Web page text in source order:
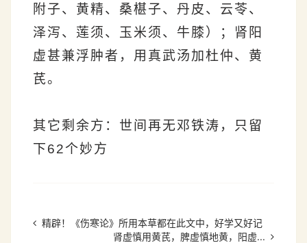
附子、黄精、桑椹子、丹皮、云苓、
泽泻、莲须、玉米须、牛膝）；肾阳
虚甚兼浮肿者，用真武汤加杜仲、黄
芪。
其它剩余方： 世间再无邓铁涛，只留
下62个妙方
精辟！《伤寒论》所用本草都在此文中，好学又好记
肾虚慎用黄芪，脾虚慎地黄，阳虚...